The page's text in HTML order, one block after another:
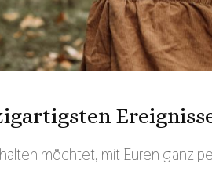
möchtet, mit Euren ganz